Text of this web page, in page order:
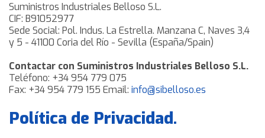
Suministros Industriales Belloso S.L.
CIF: B91052977
Sede Social: Pol. Indus. La Estrella. Manzana C, Naves 3,4
y 5 - 41100 Coria del Río - Sevilla (España/Spain)
Contactar con Suministros Industriales Belloso S.L.
Teléfono: +34 954 779 075
Fax: +34 954 779 155 Email: info@sibelloso.es
Política de Privacidad.
Home
The Company
Catalogue
Sales Network
Blog
Downloads